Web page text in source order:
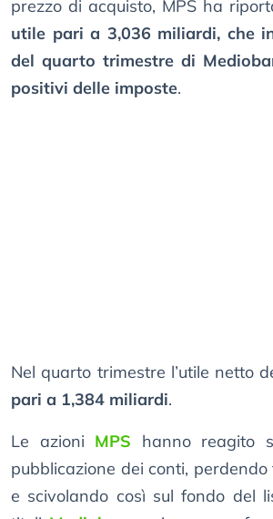
prezzo di acquisto, MPS ha
utile pari a 3,036 miliardi, che
del quarto trimestre di
positivi delle imposte.
Nel quarto trimestre l’utile netto
pari a 1,384 miliardi.
Le azioni MPS hanno reagito
pubblicazione dei conti,
e scivolando così sul fondo del